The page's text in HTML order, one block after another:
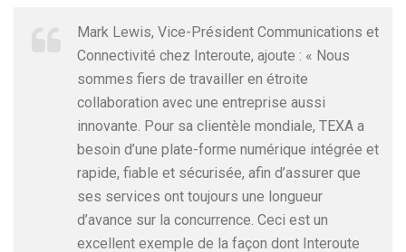
Mark Lewis, Vice-Président Communications et
Connectivité chez Interoute, ajoute : « Nous
sommes fiers de travailler en étroite
collaboration avec une entreprise aussi
innovante. Pour sa clientèle mondiale, TEXA a
besoin d’une plate-forme numérique intégrée et
rapide, fiable et sécurisée, afin d’assurer que
ses services ont toujours une longueur
d’avance sur la concurrence. Ceci est un
excellent exemple de la façon dont Interoute